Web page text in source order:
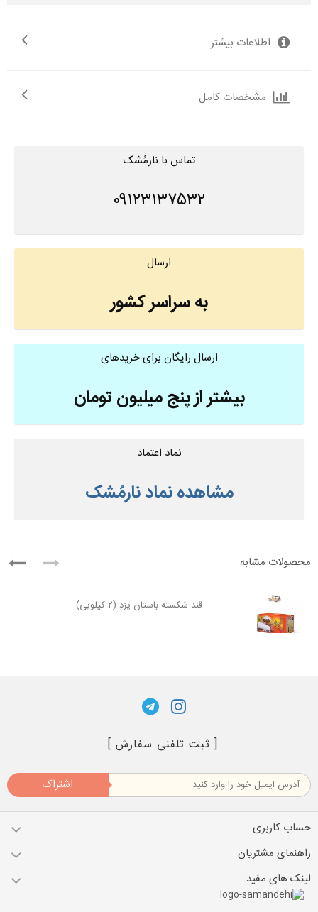
اطلاعات بیشتر
مشخصات کامل
تماس با نارمُشک
۰۹۱۲۳۱۳۷۵۳۲
ارسال
به سراسر کشور
ارسال رایگان برای خریدهای
بیشتر از پنج میلیون تومان
نماد اعتماد
مشاهده نماد نارمُشک
محصولات مشابه
قند شکسته باستان یزد (۲ کیلویی)
[ ثبت تلفنی سفارش ]
اشتراک
حساب کاربری
راهنمای مشتریان
لینک های مفید